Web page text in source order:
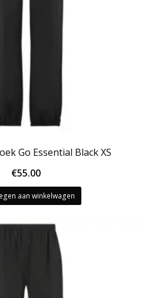
Go Essential Black XS
€55.00
aan winkelwagen